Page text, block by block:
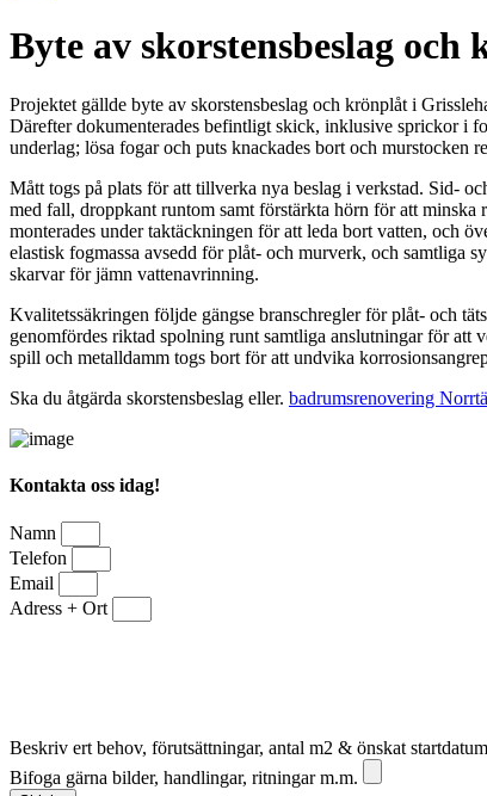
Byte av skorstensbeslag
Projektet gällde byte av skorstensbeslag och krönplåt i
Därefter dokumenterades befintligt skick, inklusive sprickor i
underlag; lösa fogar och puts knackades bort och
Mått togs på plats för att tillverka nya beslag i verkstad. Sid-
med fall, droppkant runtom samt förstärkta hörn för att
monterades under taktäckningen för att leda bort vatten, och
elastisk fogmassa avsedd för plåt- och murverk, och samtliga
skarvar för jämn vattenavrinning.
Kvalitetssäkringen följde gängse branschregler för plåt- och
genomfördes riktad spolning runt samtliga anslutningar för att
spill och metalldamm togs bort för att undvika
Ska du åtgärda skorstensbeslag eller. badrumsrenovering
Kontakta oss idag!
Namn
Telefon
Email
Adress + Ort
Beskriv ert behov, förutsättningar, antal m2 & önskat startdatum
Bifoga gärna bilder, handlingar, ritningar m.m.